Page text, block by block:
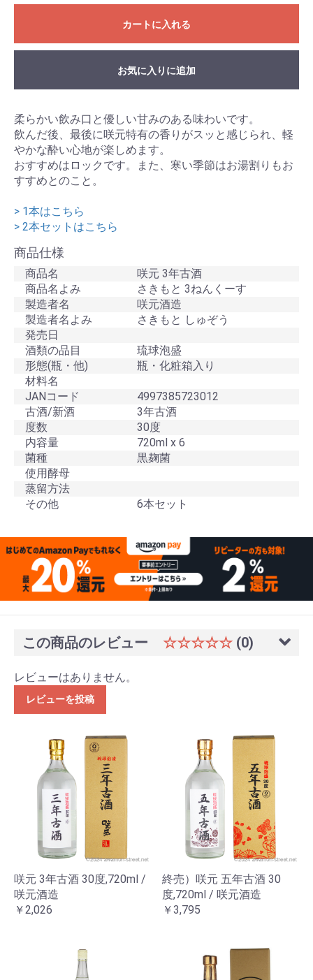
カートに入れる
お気に入りに追加
柔らかい飲み口と優しい甘みのある味わいです。
飲んだ後、最後に咲元特有の香りがスッと感じられ、軽
やかな酔い心地が楽しめます。
おすすめはロックです。また、寒い季節はお湯割りもお
すすめとのこと。
> 1本はこちら
> 2本セットはこちら
商品仕様
商品名
咲元 3年古酒
商品名よみ
さきもと 3ねんくーす
製造者名
咲元酒造
製造者名よみ
さきもと しゅぞう
発売日
酒類の品目
琉球泡盛
形態(瓶・他)
瓶・化粧箱入り
材料名
JANコード
4997385723012
古酒/新酒
3年古酒
度数
30度
内容量
720ml x 6
菌種
黒麹菌
使用酵母
蒸留方法
その他
6本セット
この商品のレビュー ☆☆☆☆☆ (0)
レビューはありません。
レビューを投稿
咲元 3年古酒 30度,720ml /
咲元酒造
￥2,026
終売）咲元 五年古酒 30
度,720ml / 咲元酒造
￥3,795